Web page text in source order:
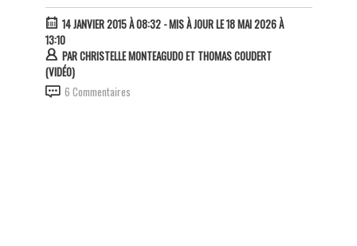
14 JANVIER 2015 À 08:32- MIS À JOUR LE 18 MAI 2026 À
13:10
PARCHRISTELLE MONTEAGUDO ET THOMAS COUDERT
(VIDÉO)
6 Commentaires